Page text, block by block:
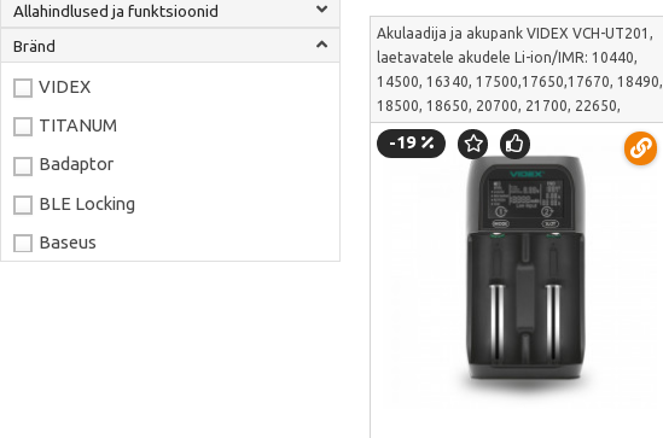
Allahindlused ja funktsioonid
Bränd
VIDEX
TITANUM
Badaptor
BLE Locking
Baseus
Akulaadija ja akupank VIDEX VCH-UT201,
laetavatele akudele Li-ion/IMR: 10440,
14500, 16340, 17500,17650,17670, 18490,
18500, 18650, 20700, 21700, 22650,
26500, 26650, 36250; ja Ni-MH/Cd: АААА,
ААА, АА, А, SC,C, D | VCH-UT201
-19